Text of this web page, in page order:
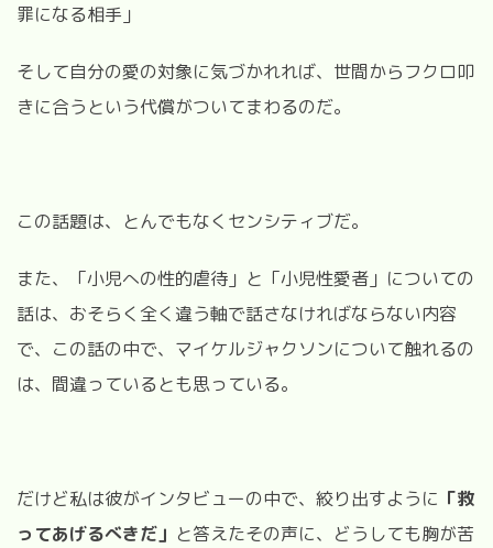
罪になる相手」
そして自分の愛の対象に気づかれれば、世間からフクロ叩
きに合うという代償がついてまわるのだ。
この話題は、とんでもなくセンシティブだ。
また、「小児への性的虐待」と「小児性愛者」についての
話は、おそらく全く違う軸で話さなければならない内容
で、この話の中で、マイケルジャクソンについて触れるの
は、間違っているとも思っている。
だけど私は彼がインタビューの中で、絞り出すように 「救
ってあげるべきだ」 と答えたその声に、どうしても胸が苦